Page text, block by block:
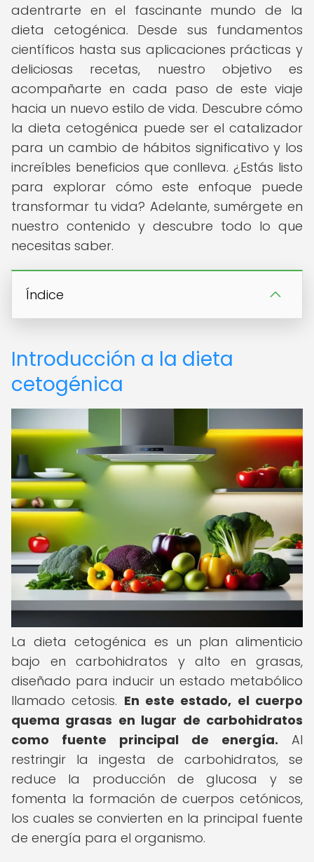
adentrarte en el fascinante mundo de la
dieta cetogénica. Desde sus fundamentos
científicos hasta sus aplicaciones prácticas y
deliciosas recetas, nuestro objetivo es
acompañarte en cada paso de este viaje
hacia un nuevo estilo de vida. Descubre cómo
la dieta cetogénica puede ser el catalizador
para un cambio de hábitos significativo y los
increíbles beneficios que conlleva. ¿Estás listo
para explorar cómo este enfoque puede
transformar tu vida? Adelante, sumérgete en
nuestro contenido y descubre todo lo que
necesitas saber.
Índice
Introducción a la dieta
cetogénica
La dieta cetogénica es un plan alimenticio
bajo en carbohidratos y alto en grasas,
diseñado para inducir un estado metabólico
llamado cetosis. En este estado, el cuerpo
quema grasas en lugar de carbohidratos
como fuente principal de energía. Al
restringir la ingesta de carbohidratos, se
reduce la producción de glucosa y se
fomenta la formación de cuerpos cetónicos,
los cuales se convierten en la principal fuente
de energía para el organismo.